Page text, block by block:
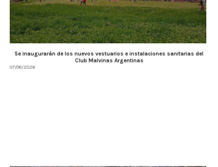
Se inaugurarán de los nuevos vestuarios e instalaciones sanitarias del
Club Malvinas Argentinas
07/08/2026